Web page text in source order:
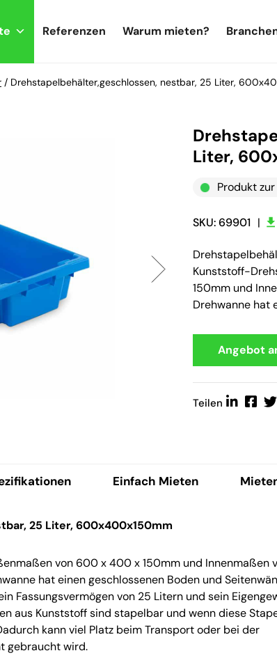
Referenzen Warum mieten?
/ Drehstapelbehälter,geschlossen, nestbar, 25 Liter,
Liter,
Produkt
SKU: 69901 |
Kunststoff-
150mm und
Drehwanne hat
Angebot
Teilen
Einfach Mieten
25 Liter, 600x400x150mm
von 600 x 400 x 150mm und Innenmaßen
hat einen geschlossenen Boden und
Fassungsvermögen von 25 Litern und sein
aus Kunststoff sind stapelbar und wenn diese
kann viel Platz beim Transport oder bei der
gebraucht wird.